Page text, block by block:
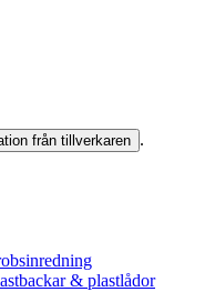
från tillverkaren .
& plastlådor